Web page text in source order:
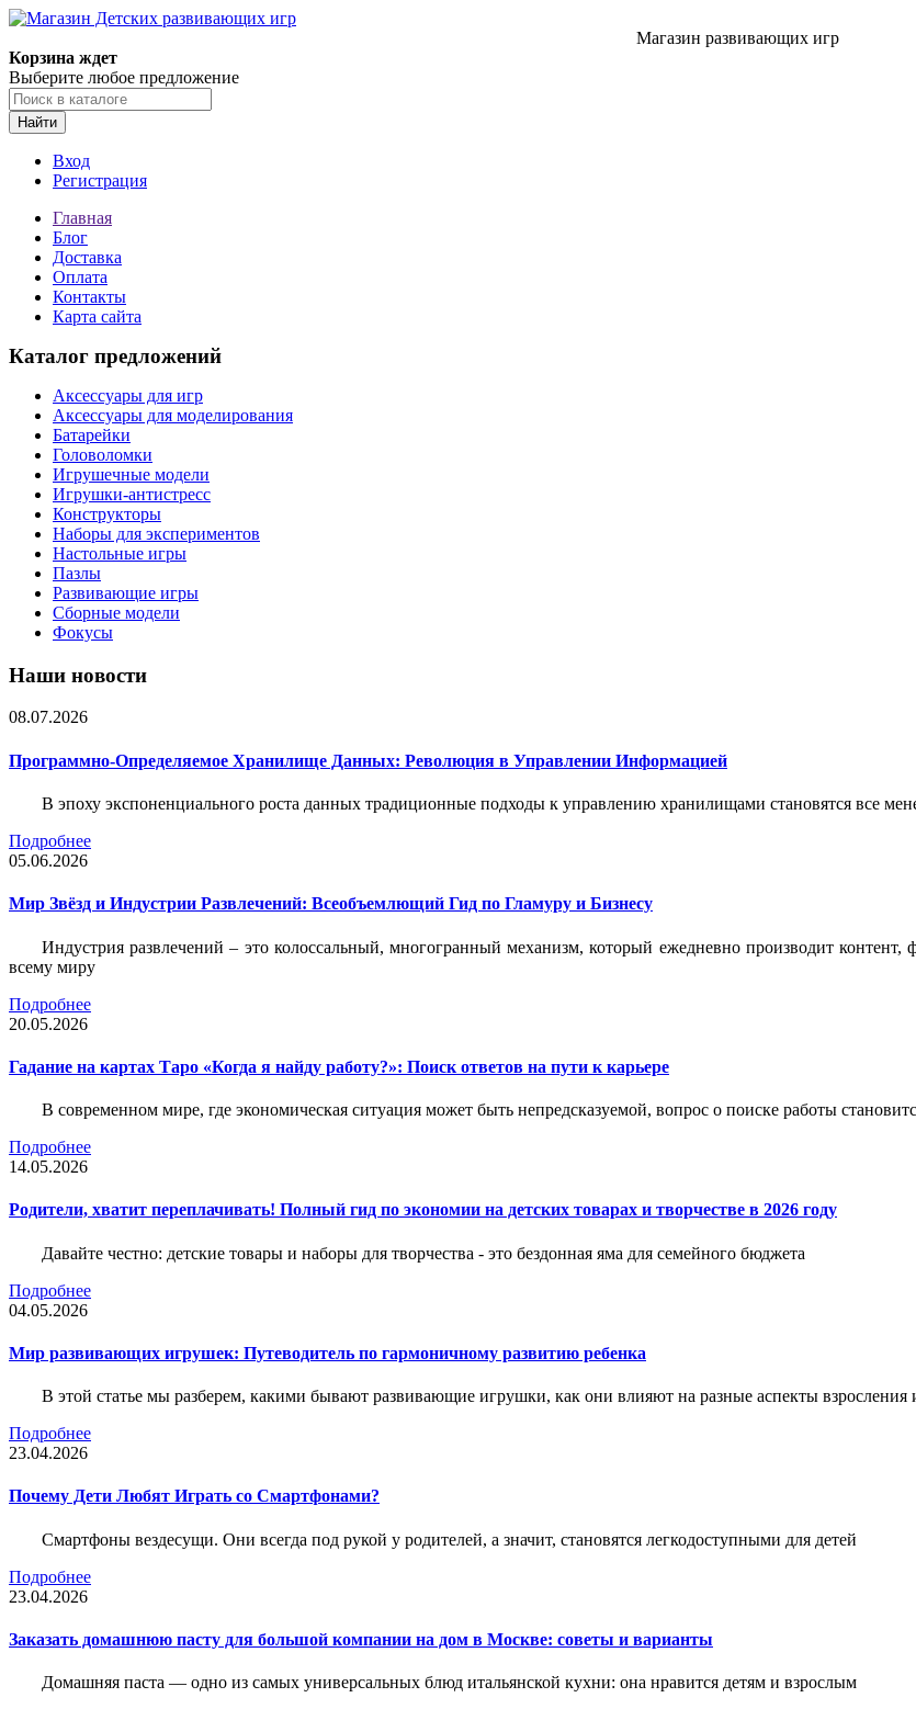
Магазин развивающих игр
Корзина ждет
Выберите любое предложение
Найти
Вход
Регистрация
Главная
Блог
Доставка
Оплата
Контакты
Карта сайта
Каталог предложений
Аксессуары для игр
Аксессуары для моделирования
Батарейки
Головоломки
Игрушечные модели
Игрушки-антистресс
Конструкторы
Наборы для экспериментов
Настольные игры
Пазлы
Развивающие игры
Сборные модели
Фокусы
Наши новости
08.07.2026
Программно-Определяемое Хранилище Данных: Революция в Управлении Информацией
В эпоху экспоненциального роста данных традиционные подходы к управлению хранилищами становятся все
Подробнее
05.06.2026
Мир Звёзд и Индустрии Развлечений: Всеобъемлющий Гид по Гламуру и Бизнесу
Индустрия развлечений – это колоссальный, многогранный механизм, который ежедневно производит
всему миру
Подробнее
20.05.2026
Гадание на картах Таро «Когда я найду работу?»: Поиск ответов на пути к карьере
В современном мире, где экономическая ситуация может быть непредсказуемой, вопрос о поиске работы
Подробнее
14.05.2026
Родители, хватит переплачивать! Полный гид по экономии на детских товарах и творчестве в 2026 году
Давайте честно: детские товары и наборы для творчества - это бездонная яма для семейного бюджета
Подробнее
04.05.2026
Мир развивающих игрушек: Путеводитель по гармоничному развитию ребенка
В этой статье мы разберем, какими бывают развивающие игрушки, как они влияют на разные аспекты взросления
Подробнее
23.04.2026
Почему Дети Любят Играть со Смартфонами?
Смартфоны вездесущи. Они всегда под рукой у родителей, а значит, становятся легкодоступными для детей
Подробнее
23.04.2026
Заказать домашнюю пасту для большой компании на дом в Москве: советы и варианты
Домашняя паста — одно из самых универсальных блюд итальянской кухни: она нравится детям и взрослым